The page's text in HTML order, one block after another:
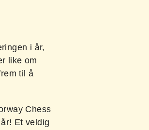
i år,
like om
til å
Chess
Et veldig